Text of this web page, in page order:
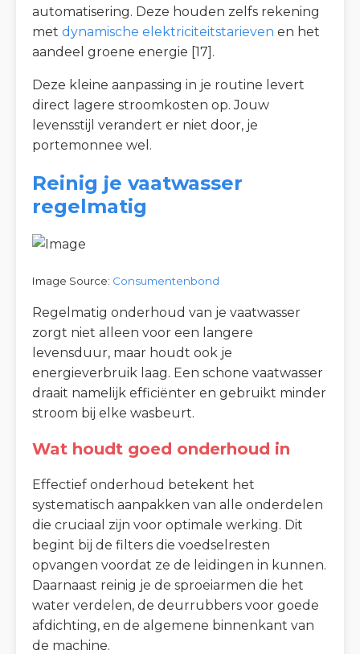
automatisering. Deze houden zelfs rekening
met dynamische elektriciteitstarieven en het
aandeel groene energie [17].
Deze kleine aanpassing in je routine levert
direct lagere stroomkosten op. Jouw
levensstijl verandert er niet door, je
portemonnee wel.
Reinig je vaatwasser
regelmatig
Image Source: Consumentenbond
Regelmatig onderhoud van je vaatwasser
zorgt niet alleen voor een langere
levensduur, maar houdt ook je
energieverbruik laag. Een schone vaatwasser
draait namelijk efficiënter en gebruikt minder
stroom bij elke wasbeurt.
Wat houdt goed onderhoud in
Effectief onderhoud betekent het
systematisch aanpakken van alle onderdelen
die cruciaal zijn voor optimale werking. Dit
begint bij de filters die voedselresten
opvangen voordat ze de leidingen in kunnen.
Daarnaast reinig je de sproeiarmen die het
water verdelen, de deurrubbers voor goede
afdichting, en de algemene binnenkant van
de machine.